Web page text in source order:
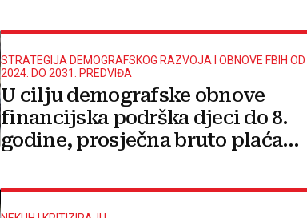
STRATEGIJA DEMOGRAFSKOG RAZVOJA I OBNOVE FBIH OD
2024. DO 2031. PREDVIĐA
U cilju demografske obnove
financijska podrška djeci do 8.
godine, prosječna bruto plaća
dopusta